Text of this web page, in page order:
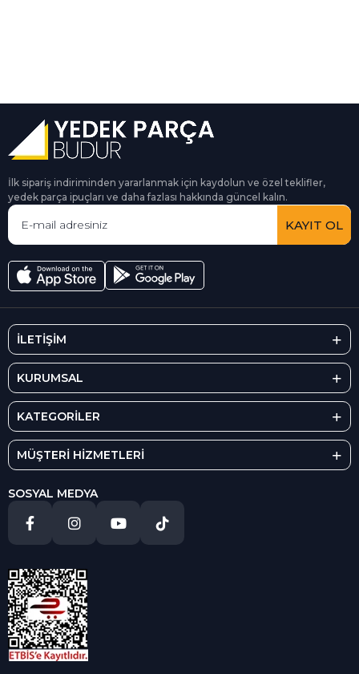
İlk sipariş indiriminden yararlanmak için kaydolun ve özel teklifler,
yedek parça ipuçları ve daha fazlası hakkında güncel kalın.
KAYIT OL
İLETİŞİM
KURUMSAL
KATEGORİLER
MÜŞTERİ HİZMETLERİ
SOSYAL MEDYA